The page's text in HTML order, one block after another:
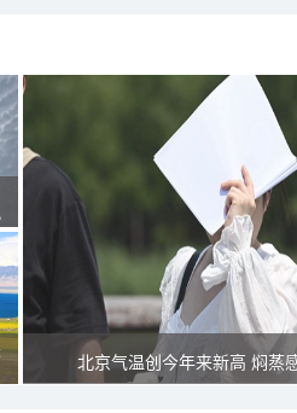
北京气温创今年来新高 焖蒸